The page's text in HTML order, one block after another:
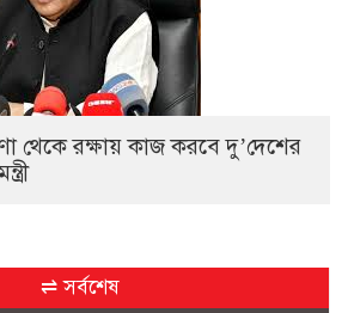
থেকে রক্ষায় কাজ করবে দু’দেশের
⇌ সর্বশেষ